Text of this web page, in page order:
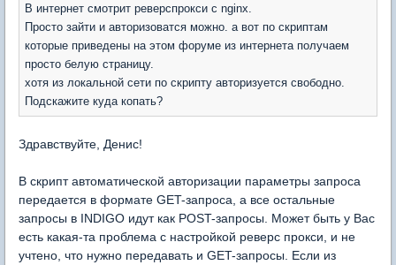
В интернет смотрит реверспрокси с nginx.
Просто зайти и авторизоватся можно. а вот по скриптам
которые приведены на этом форуме из интернета получаем
просто белую страницу.
хотя из локальной сети по скрипту авторизуется свободно.
Подскажите куда копать?
Здравствуйте, Денис!
В скрипт автоматической авторизации параметры запроса
передается в формате GET-запроса, а все остальные
запросы в INDIGO идут как POST-запросы. Может быть у Вас
есть какая-та проблема с настройкой реверс прокси, и не
учтено, что нужно передавать и GET-запросы. Если из